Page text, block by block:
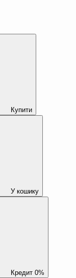
Купити
У кошику
Кредит 0%